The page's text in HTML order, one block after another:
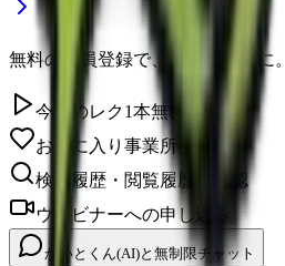
無料の会員登録で、さらに便利に。
今日のレク1本無料視聴
お気に入り事業所を保存
検索履歴・閲覧履歴の確認
ウェビナーへの申し込み
かいとくん(AI)と無制限チャット